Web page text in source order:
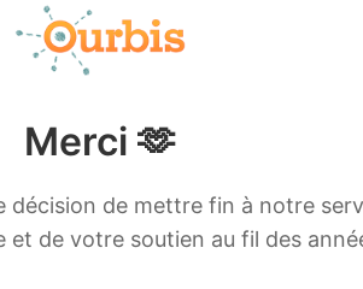
Merci 🫶
décision de mettre fin à notre
et de votre soutien au fil des